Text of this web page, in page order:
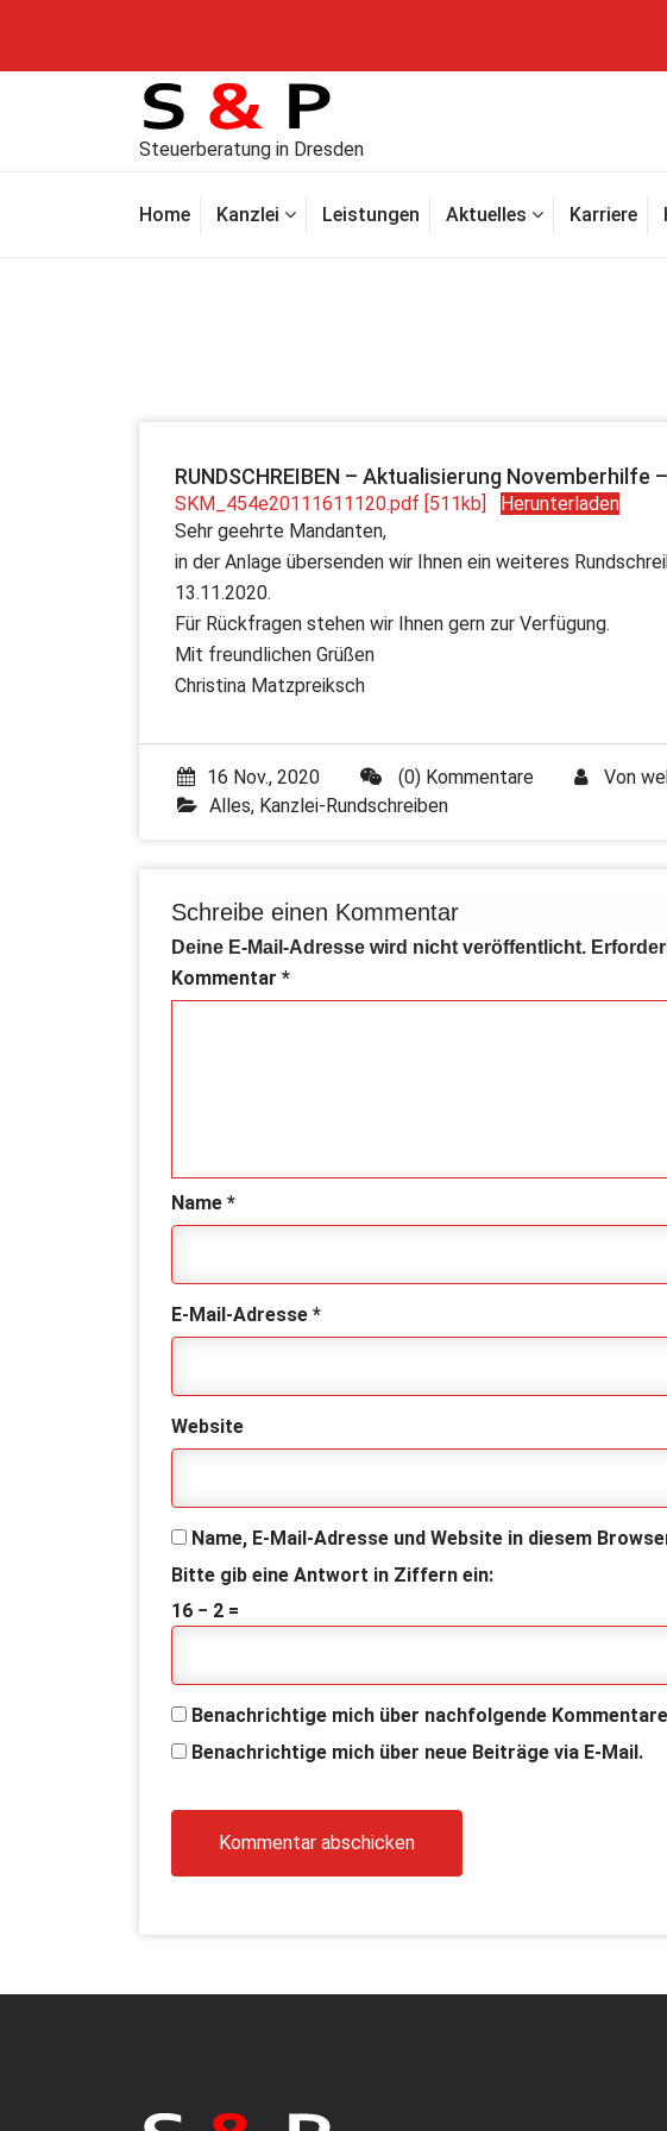
Steuerberatung in Dresden
Home Kanzlei Leistungen Aktuelles Karriere
RUNDSCHREIBEN – Aktualisierung Novemberhilfe
SKM_454e20111611120.pdf [511kb]
Herunterladen
Sehr geehrte Mandanten,
in der Anlage übersenden wir Ihnen ein weiteres
13.11.2020.
Für Rückfragen stehen wir Ihnen gern zur Verfügung.
Mit freundlichen Grüßen
Christina Matzpreiksch
16 Nov., 2020 (0) Kommentare Von
Alles, Kanzlei-Rundschreiben
Schreibe einen Kommentar
Deine E-Mail-Adresse wird nicht veröffentlicht.
Kommentar *
Name *
E-Mail-Adresse *
Website
Name, E-Mail-Adresse und Website in diesem
Bitte gib eine Antwort in Ziffern ein:
16 − 2 =
Benachrichtige mich über nachfolgende
Benachrichtige mich über neue Beiträge via E-Mail.